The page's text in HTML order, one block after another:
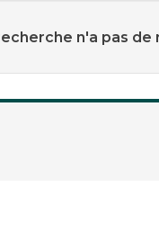
n'a pas de